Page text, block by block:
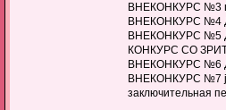
ВНЕКОНКУРС №3
ВНЕКОНКУРС №4
ВНЕКОНКУРС №5
КОНКУРС СО
ВНЕКОНКУРС №6
ВНЕКОНКУРС №7 j-
заключительная